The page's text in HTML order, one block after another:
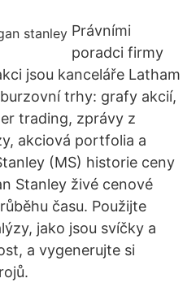
Právními
poradci firmy
jsou kanceláře Latham
trhy: grafy akcií,
trading, zprávy z
akciová portfolia a
(MS) historie ceny
Stanley živé cenové
času. Použijte
jako jsou svíčky a
a vygenerujte si